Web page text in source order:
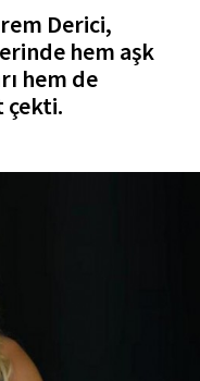
Derici,
hem aşk
hem de
çekti.